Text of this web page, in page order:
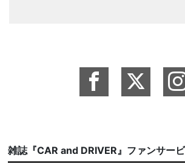
雑誌『CAR and DRIVER』ファンサー